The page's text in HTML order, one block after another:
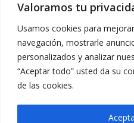
Valoramos tu
Usamos cookies para
navegación, mostrarle
personalizados y analizar
“Aceptar todo” usted da su
de las cookies.
CONTACTO:
968 25 01 20
C/ Huerto de las